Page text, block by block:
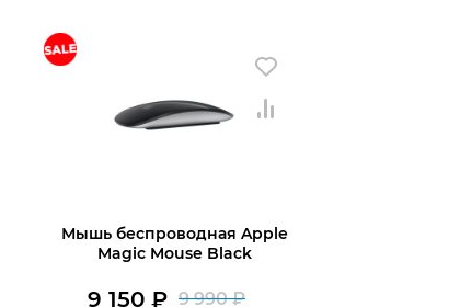
Мышь беспроводная Apple
Magic Mouse Black
9 990₽
9 150 ₽